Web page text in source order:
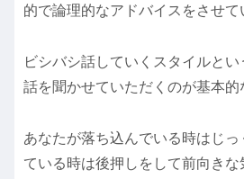
的で論理的なアドバイスをさせて
ビシバシ話していくスタイルと
話を聞かせていただくのが基本的
あなたが落ち込んでいる時はじ
ている時は後押しをして前向きな